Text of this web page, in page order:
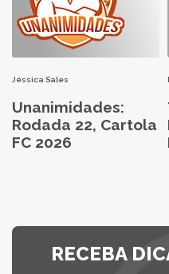
Jéssica Sales
Unanimidades:
Rodada 22, Cartola
FC 2026
RECEBA